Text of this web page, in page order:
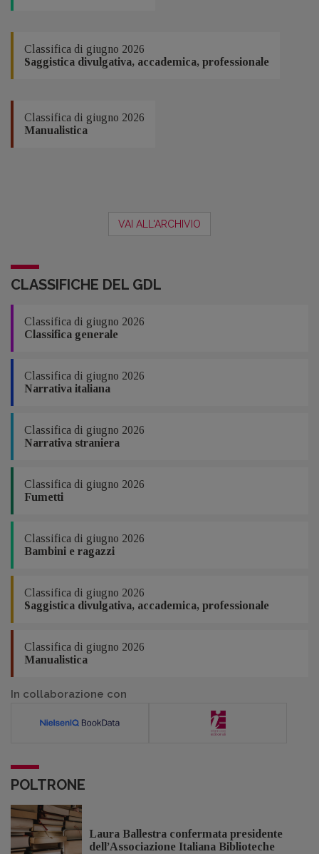
Classifica di giugno 2026
Saggistica divulgativa, accademica, professionale
Classifica di giugno 2026
Manualistica
VAI ALL'ARCHIVIO
CLASSIFICHE DEL GDL
Classifica di giugno 2026
Classifica generale
Classifica di giugno 2026
Narrativa italiana
Classifica di giugno 2026
Narrativa straniera
Classifica di giugno 2026
Fumetti
Classifica di giugno 2026
Bambini e ragazzi
Classifica di giugno 2026
Saggistica divulgativa, accademica, professionale
Classifica di giugno 2026
Manualistica
In collaborazione con
POLTRONE
Laura Ballestra confermata presidente
dell’Associazione Italiana Biblioteche